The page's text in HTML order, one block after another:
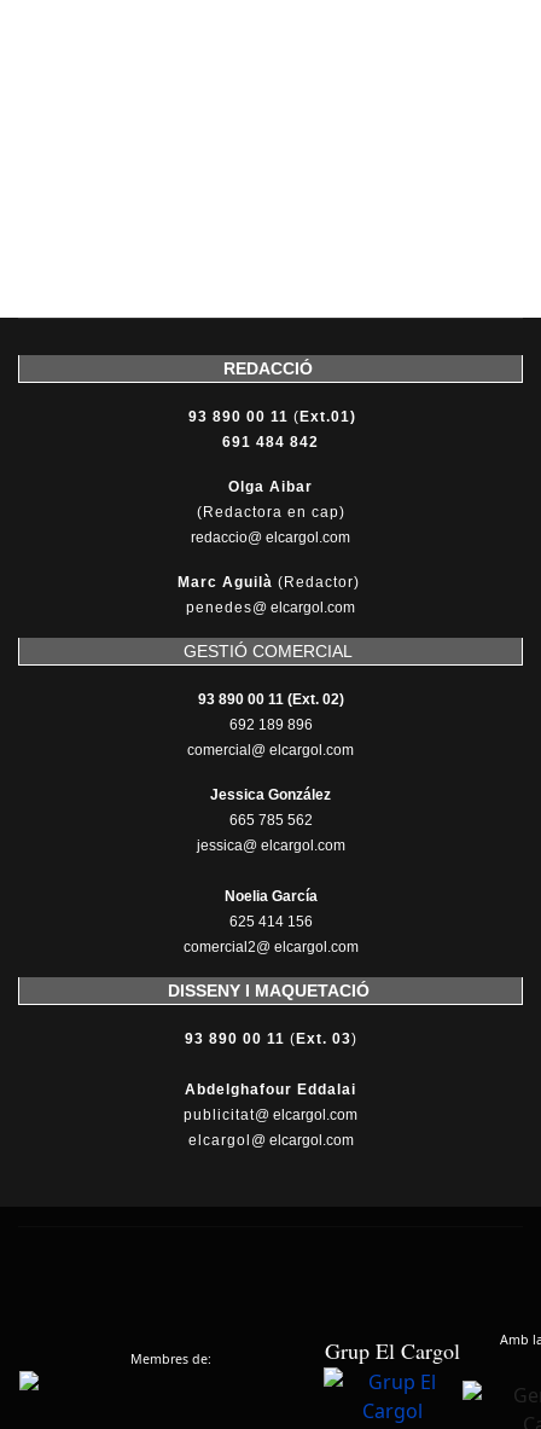
REDACCIÓ
93 890 00 11 ( Ext.01)
691 484 842
Olga Aibar
(Redactora en cap)
redaccio@ elcargol.com
Marc Aguilà (Redactor)
penedes@ elcargol.com
GESTIÓ COMERCIAL
93 890 00 11 (Ext. 02)
692 189 896
comercial@ elcargol.com
Jessica González
665 785 562
jessica@ elcargol.com
Noelia García
625 414 156
comercial2@ elcargol.com
DISSENY I MAQUETACIÓ
93 890 00 11 ( Ext. 03)
Abdelghafour Eddalai
publicitat@ elcargol.com
elcargol @ elcargol.com
Membres de: Grup El Cargol Amb